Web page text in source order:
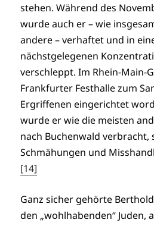
stehen. Während des
wurde auch er – wie
andere – verhaftet und in
nächstgelegenen
verschleppt. Im Rhein-Main-
Frankfurter Festhalle zum
Ergriffenen eingerichtet
wurde er wie die meisten
nach Buchenwald verbracht,
Schmähungen und
[14]
Ganz sicher gehörte
den „wohlhabenden“ Juden,